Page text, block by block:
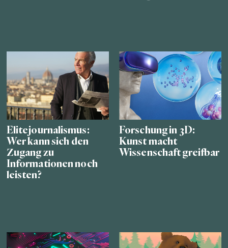
Elitejournalismus:
Wer kann sich den
Zugang zu
Informationen noch
leisten?
Forschung in 3D:
Kunst macht
Wissenschaft greifbar